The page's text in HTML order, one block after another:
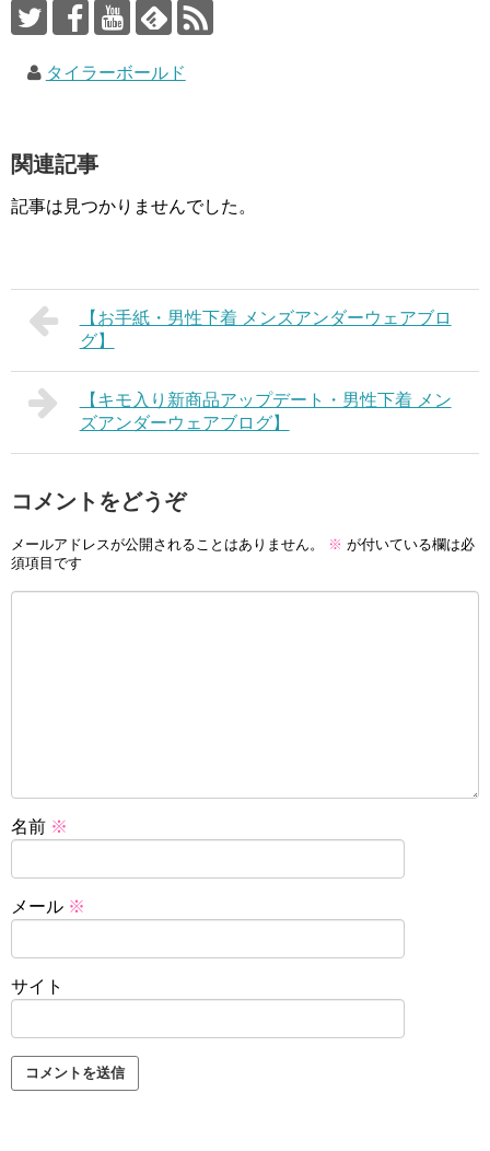
タイラーボールド
関連記事
記事は見つかりませんでした。
【お手紙・男性下着 メンズアンダーウェアブロ
グ】
【キモ入り新商品アップデート・男性下着 メン
ズアンダーウェアブログ】
コメントをどうぞ
メールアドレスが公開されることはありません。 ※ が付いている欄は必
須項目です
名前 ※
メール ※
サイト